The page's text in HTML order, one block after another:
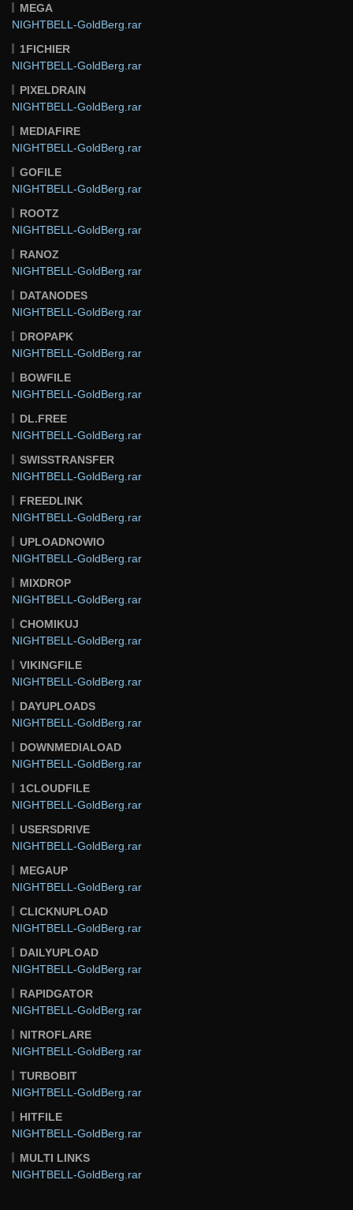
MEGA
NIGHTBELL-GoldBerg.rar
1FICHIER
NIGHTBELL-GoldBerg.rar
PIXELDRAIN
NIGHTBELL-GoldBerg.rar
MEDIAFIRE
NIGHTBELL-GoldBerg.rar
GOFILE
NIGHTBELL-GoldBerg.rar
ROOTZ
NIGHTBELL-GoldBerg.rar
RANOZ
NIGHTBELL-GoldBerg.rar
DATANODES
NIGHTBELL-GoldBerg.rar
DROPAPK
NIGHTBELL-GoldBerg.rar
BOWFILE
NIGHTBELL-GoldBerg.rar
DL.FREE
NIGHTBELL-GoldBerg.rar
SWISSTRANSFER
NIGHTBELL-GoldBerg.rar
FREEDLINK
NIGHTBELL-GoldBerg.rar
UPLOADNOWIO
NIGHTBELL-GoldBerg.rar
MIXDROP
NIGHTBELL-GoldBerg.rar
CHOMIKUJ
NIGHTBELL-GoldBerg.rar
VIKINGFILE
NIGHTBELL-GoldBerg.rar
DAYUPLOADS
NIGHTBELL-GoldBerg.rar
DOWNMEDIALOAD
NIGHTBELL-GoldBerg.rar
1CLOUDFILE
NIGHTBELL-GoldBerg.rar
USERSDRIVE
NIGHTBELL-GoldBerg.rar
MEGAUP
NIGHTBELL-GoldBerg.rar
CLICKNUPLOAD
NIGHTBELL-GoldBerg.rar
DAILYUPLOAD
NIGHTBELL-GoldBerg.rar
RAPIDGATOR
NIGHTBELL-GoldBerg.rar
NITROFLARE
NIGHTBELL-GoldBerg.rar
TURBOBIT
NIGHTBELL-GoldBerg.rar
HITFILE
NIGHTBELL-GoldBerg.rar
MULTI LINKS
NIGHTBELL-GoldBerg.rar